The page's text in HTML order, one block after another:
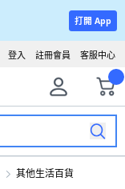
打開 App
客服中心
註冊會員
登入
其他生活百貨